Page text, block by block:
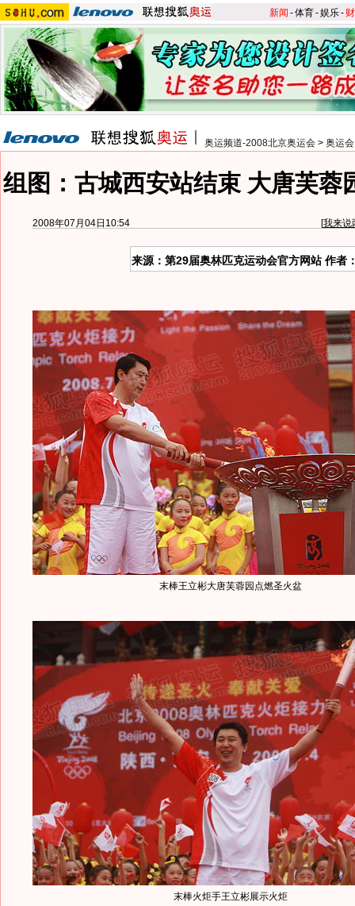
新闻 -体育-娱乐-
奥运频道-2008北京奥运会 > 奥运
组图：古城西安站结束 大唐芙蓉
2008年07月04日10:54 [我来说
来源：第29届奥林匹克运动会官方网站 作者
末棒王立彬大唐芙蓉园点燃圣火盆
末棒火炬手王立彬展示火炬